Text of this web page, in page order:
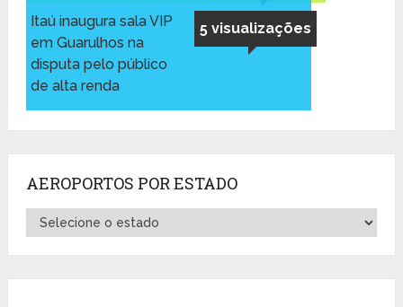
5 visualizações
Itaú inaugura sala VIP
em Guarulhos na
disputa pelo público
de alta renda
AEROPORTOS POR ESTADO
Aeroportos
por